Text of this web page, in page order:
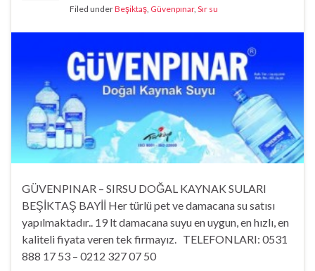
Filed underBeşiktaş, Güvenpınar, Sır su
GÜVENPINAR – SIRSU DOĞAL KAYNAK SULARI
BEŞİKTAŞ BAYİİ Her türlü pet ve damacana su satısı
yapılmaktadır.. 19 lt damacana suyu en uygun, en hızlı, en
kaliteli fiyata veren tek firmayız. TELEFONLARI: 0531
888 17 53 – 0212 327 07 50